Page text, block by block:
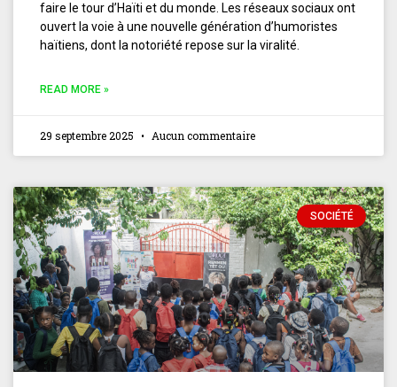
faire le tour d’Haïti et du monde. Les réseaux sociaux ont
ouvert la voie à une nouvelle génération d’humoristes
haïtiens, dont la notoriété repose sur la viralité.
READ MORE »
29 septembre 2025 Aucun commentaire
SOCIÉTÉ